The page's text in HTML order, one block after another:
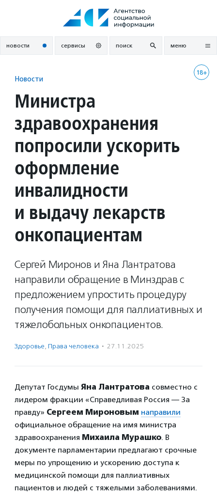
новости сервисы поиск меню
18+
Новости
Министра
здравоохранения
попросили ускорить
оформление
инвалидности
и выдачу лекарств
онкопациентам
Сергей Миронов и Яна Лантратова
направили обращение в Минздрав с
предложением упростить процедуру
получения помощи для паллиативных и
тяжелобольных онкопациентов.
Здоровье, Права человека · 27.11.2025
Депутат Госдумы Яна Лантратова совместно с
лидером фракции «Справедливая Россия — За
правду» Сергеем Мироновым направили
официальное обращение на имя министра
здравоохранения Михаила Мурашко. В
документе парламентарии предлагают срочные
меры по упрощению и ускорению доступа к
медицинской помощи для паллиативных
пациентов и людей с тяжелыми заболеваниями.